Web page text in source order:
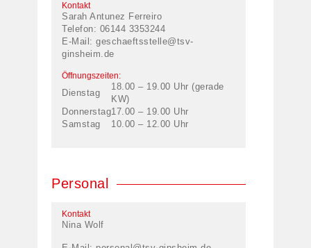
Kontakt
Sarah Antunez Ferreiro
Telefon: 06144 3353244
E-Mail: geschaeftsstelle@tsv-
ginsheim.de
Öffnungszeiten:
Dienstag
18.00 – 19.00 Uhr (gerade
KW)
Donnerstag17.00 – 19.00 Uhr
Samstag
10.00 – 12.00 Uhr
Personal
Kontakt
Nina Wolf